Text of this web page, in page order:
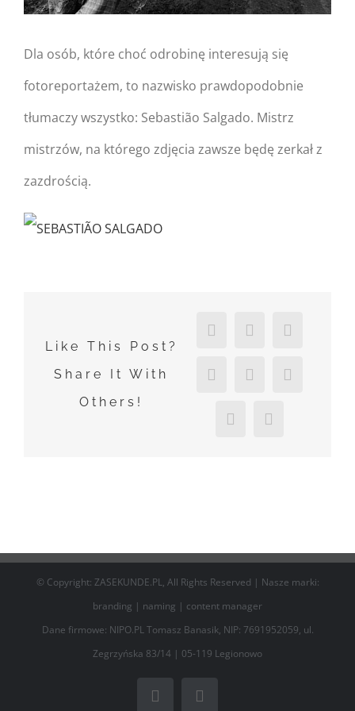
Dla osób, które choć odrobinę interesują się
fotoreportażem, to nazwisko prawdopodobnie
tłumaczy wszystko: Sebastião Salgado. Mistrz
mistrzów, na którego zdjęcia zawsze będę zerkał z
zazdrością.
Like This Post?
Share It With
Others!
Facebook
LinkedInTumblr
© Copyright: ZASEKUNDE.PL, All Rights Reserved | Nasze marki:
branding | naming | content manager
Dane firmowe: NIPO.PL Tomasz Banasik, NIP: 7691952059, ul.
Zegrzyńska 83/14 | 05-119 Legionowo
Facebook